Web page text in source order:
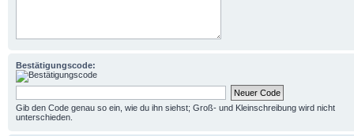
Bestätigungscode:
Gib den Code genau so ein, wie du ihn siehst; Groß- und Kleinschreibung wird nicht
unterschieden.